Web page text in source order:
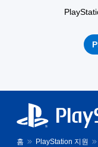
홈 PlayStation 지원